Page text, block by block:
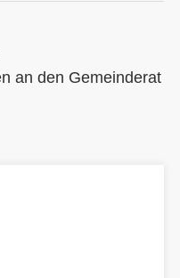
an den Gemeinderat